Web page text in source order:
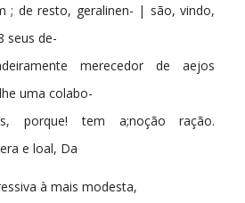
; de resto, geralinen- | são, vindo,
seus de-
merecedor de aejos
uma colabo-
porque! tem a;noção ração.
e loal, Da
à mais modesta,